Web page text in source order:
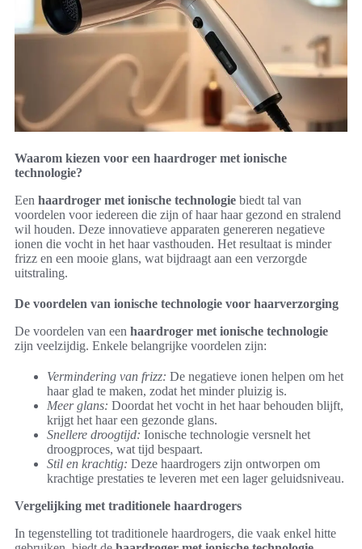
Waarom kiezen voor een haardroger met ionische
technologie?
Een haardroger met ionische technologie biedt tal van
voordelen voor iedereen die zijn of haar haar gezond en stralend
wil houden. Deze innovatieve apparaten genereren negatieve
ionen die vocht in het haar vasthouden. Het resultaat is minder
frizz en een mooie glans, wat bijdraagt aan een verzorgde
uitstraling.
De voordelen van ionische technologie voor haarverzorging
De voordelen van een haardroger met ionische technologie
zijn veelzijdig. Enkele belangrijke voordelen zijn:
Vermindering van frizz: De negatieve ionen helpen om het
haar glad te maken, zodat het minder pluizig is.
Meer glans: Doordat het vocht in het haar behouden blijft,
krijgt het haar een gezonde glans.
Snellere droogtijd: Ionische technologie versnelt het
droogproces, wat tijd bespaart.
Stil en krachtig: Deze haardrogers zijn ontworpen om
krachtige prestaties te leveren met een lager geluidsniveau.
Vergelijking met traditionele haardrogers
In tegenstelling tot traditionele haardrogers, die vaak enkel hitte